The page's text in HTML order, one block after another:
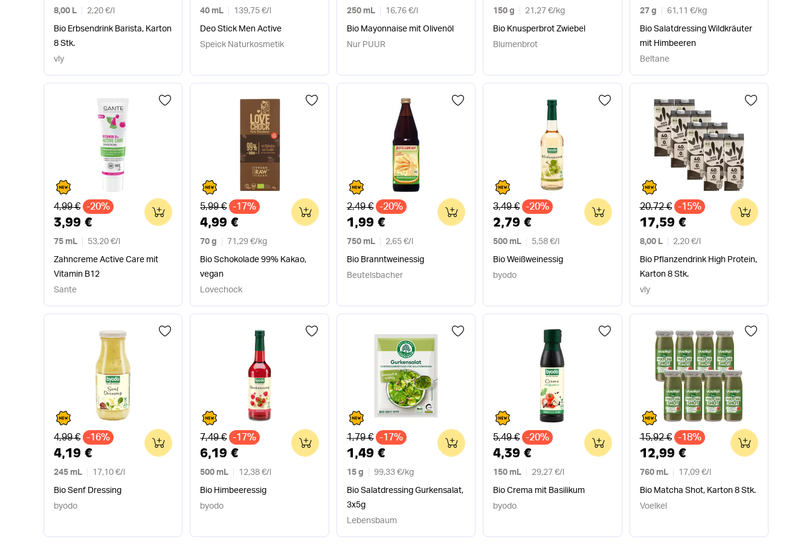
8,00 L 2,20 €/
Bio Erbsendrink Barista, Karton
8 Stk.
vly
40 mL 139,75 €/
Deo Stick Men Active
Speick Naturkosmetik
250 mL 16,76 €/l
Bio Mayonnaise mit Olivenöl
Nur PUUR
150 g 21,27 €/kg
Bio Knusperbrot Zwiebel
Blumenbrot
27 g 61,11 €/kg
Bio Salatdressing Wildkräuter
mit Himbeeren
Beltane
Alter Preis
4,99 € -20%
3,99 €
75 mL 53,20 €/
Zahncreme Active Care mit
Vitamin B12
0
Sante
Alter Preis
5,99 € -17%
4,99 €
70 g 71,29 €/kg
Bio Schokolade 99% Kakao,
vegan
0
Lovechock
Alter Preis
2,49 € -20%
1,99 €
750 mL 2,65 €/l
Bio Branntweinessig
0
Beutelsbacher
Alter Preis
3,49 € -20%
2,79 €
500 mL 5,58 €/
Bio Weißweinessig
0
byodo
Alter Preis
20,72 € -15%
17,59 €
8,00 L 2,20 €/l
Bio Pflanzendrink High Protein,
Karton 8 Stk.
0
vly
Alter Preis
4,99 € -16%
4,19 €
245 mL 17,10 €/
Bio Senf Dressing
0
byodo
Alter Preis
7,49 € -17%
6,19 €
500 mL 12,38 €/
Bio Himbeeressig
0
byodo
Alter Preis
1,79 € -17%
1,49 €
15 g 99,33 €/kg
Bio Salatdressing Gurkensalat,
3x5g
0
Lebensbaum
Alter Preis
5,49 € -20%
4,39 €
150 mL 29,27 €/
Bio Crema mit Basilikum
0
byodo
Alter Preis
15,92 € -18%
12,99 €
760 mL 17,09 €/l
Bio Matcha Shot, Karton 8 Stk.
0
Voelkel